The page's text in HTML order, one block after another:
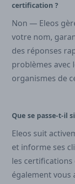
certification ?
Non — Eleos
votre nom,
des réponses
problèmes avec
organismes de
Que se passe-t-il
Eleos suit
et informe ses
les
également